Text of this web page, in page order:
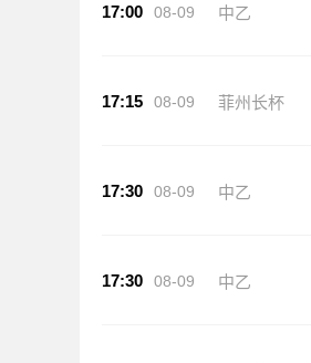
17:00 08-09 中乙
17:15 08-09 菲州长杯
17:30 08-09 中乙
17:30 08-09 中乙